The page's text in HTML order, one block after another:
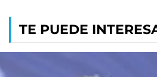
TE PUEDE